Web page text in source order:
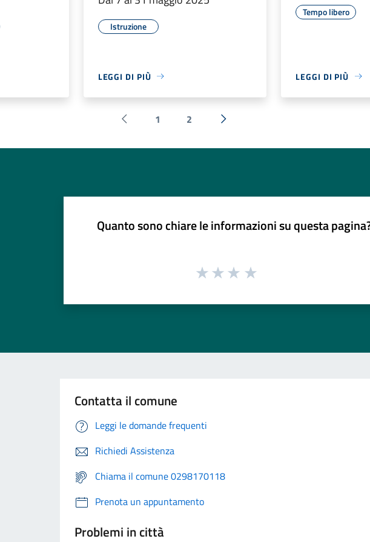
Istruzione
LEGGI DI PIÙ
Tempo libero
LEGGI DI PIÙ
Pagina precedente
1 2
Successiva »
Quanto sono chiare le informazioni su questa
Contatta il comune
Leggi le domande frequenti
Richiedi Assistenza
Chiama il comune 0298170118
Prenota un appuntamento
Problemi in città